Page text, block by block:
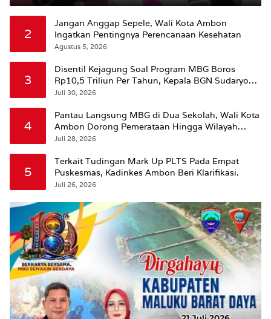
2
Jangan Anggap Sepele, Wali Kota Ambon
Ingatkan Pentingnya Perencanaan Kesehatan
Agustus 5, 2026
3
Disentil Kejagung Soal Program MBG Boros
Rp10,5 Triliun Per Tahun, Kepala BGN Sudaryono
Beri Penjelasan
Juli 30, 2026
4
Pantau Langsung MBG di Dua Sekolah, Wali Kota
Ambon Dorong Pemerataan Hingga Wilayah
Leitimur Selatan
Juli 28, 2026
5
Terkait Tudingan Mark Up PLTS Pada Empat
Puskesmas, Kadinkes Ambon Beri Klarifikasi.
Juli 26, 2026